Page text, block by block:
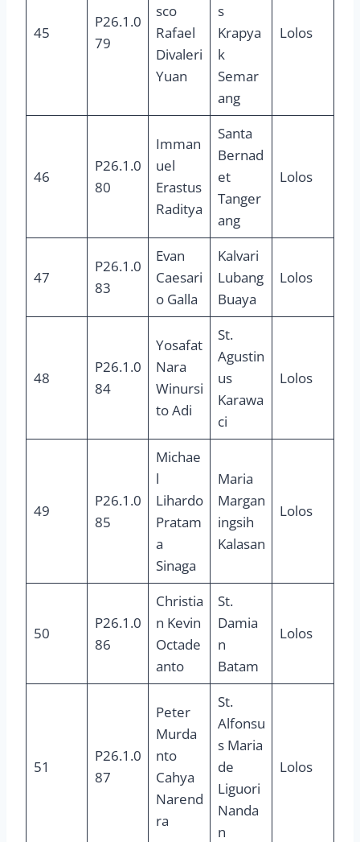
45
P26.1.0
79
sco
Rafael
Divaleri
Yuan
s
Krapya
k
Semar
ang
Lolos
46
P26.1.0
80
Imman
uel
Erastus
Raditya
Santa
Bernad
et
Tanger
ang
Lolos
47
P26.1.0
83
Evan
Caesari
o Galla
Kalvari
Lubang
Buaya
Lolos
48
P26.1.0
84
Yosafat
Nara
Winursi
to Adi
St.
Agustin
us
Karawa
ci
Lolos
49
P26.1.0
85
Michae
l
Lihardo
Pratam
a
Sinaga
Maria
Margan
ingsih
Kalasan
Lolos
50
P26.1.0
86
Christia
n Kevin
Octade
anto
St.
Damia
n
Batam
Lolos
51
P26.1.0
87
Peter
Murda
nto
Cahya
Narend
ra
St.
Alfonsu
s Maria
de
Liguori
Nanda
n
Lolos